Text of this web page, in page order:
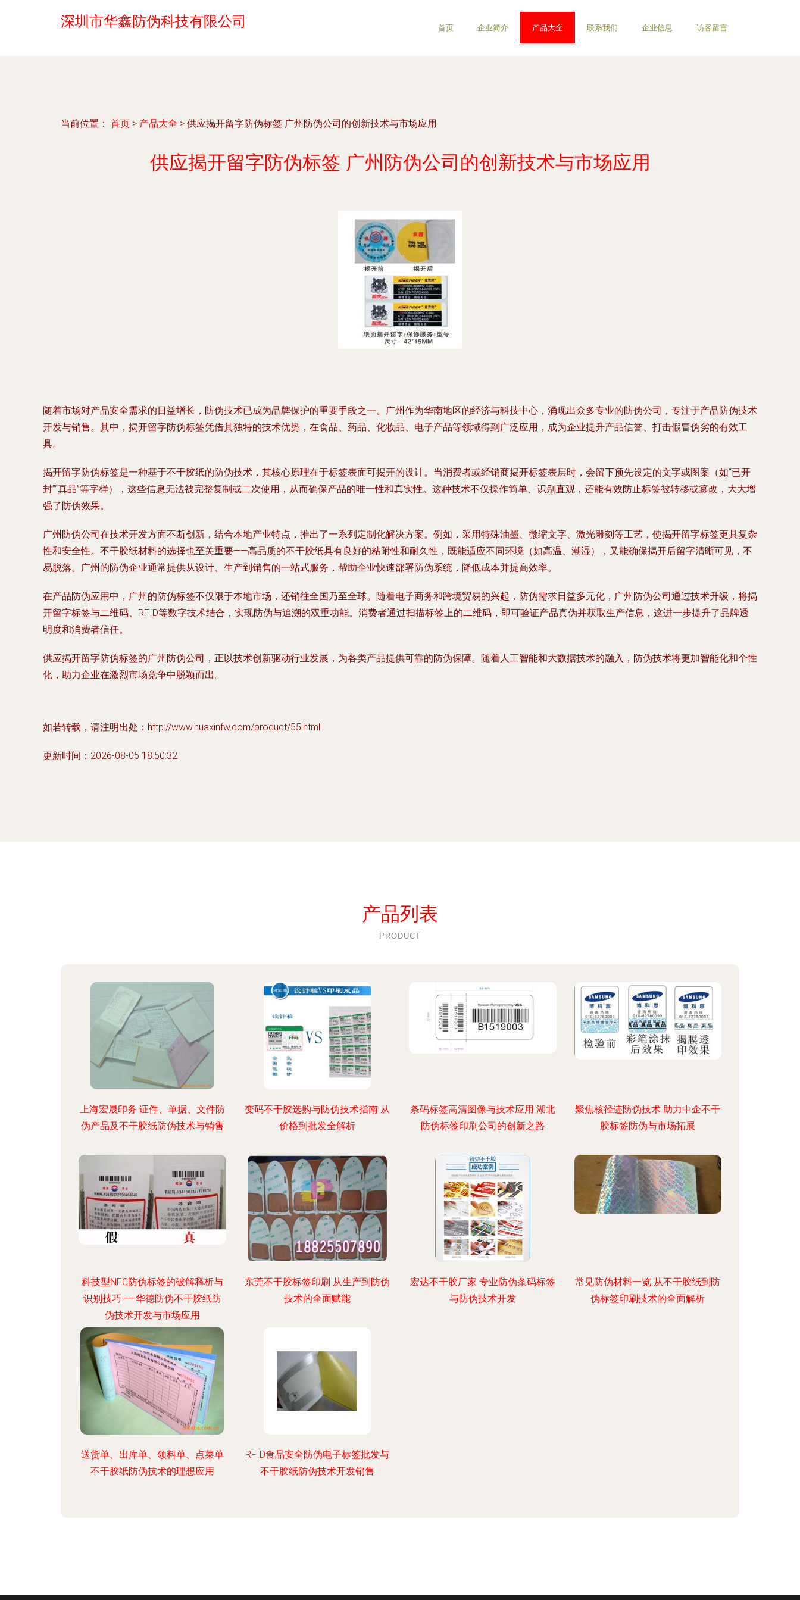
深圳市华鑫防伪科技有限公司 首页 企业简介 产品大全 联系我们 企业信息 访客留言
当前位置： 首页 > 产品大全 > 供应揭开留字防伪标签 广州防伪公司的创新技术与市场应用
供应揭开留字防伪标签 广州防伪公司的创新技术与市场应用
随着市场对产品安全需求的日益增长，防伪技术已成为品牌保护的重要手段之一。广州作为华南地区的经济与科技中心，涌现出众多专业的防伪公司，专注于产品防伪技术
开发与销售。其中，揭开留字防伪标签凭借其独特的技术优势，在食品、药品、化妆品、电子产品等领域得到广泛应用，成为企业提升产品信誉、打击假冒伪劣的有效工
具。
揭开留字防伪标签是一种基于不干胶纸的防伪技术，其核心原理在于标签表面可揭开的设计。当消费者或经销商揭开标签表层时，会留下预先设定的文字或图案（如“已开
封”“真品”等字样），这些信息无法被完整复制或二次使用，从而确保产品的唯一性和真实性。这种技术不仅操作简单、识别直观，还能有效防止标签被转移或篡改，大大增
强了防伪效果。
广州防伪公司在技术开发方面不断创新，结合本地产业特点，推出了一系列定制化解决方案。例如，采用特殊油墨、微缩文字、激光雕刻等工艺，使揭开留字标签更具复杂
性和安全性。不干胶纸材料的选择也至关重要——高品质的不干胶纸具有良好的粘附性和耐久性，既能适应不同环境（如高温、潮湿），又能确保揭开后留字清晰可见，不
易脱落。广州的防伪企业通常提供从设计、生产到销售的一站式服务，帮助企业快速部署防伪系统，降低成本并提高效率。
在产品防伪应用中，广州的防伪标签不仅限于本地市场，还销往全国乃至全球。随着电子商务和跨境贸易的兴起，防伪需求日益多元化，广州防伪公司通过技术升级，将揭
开留字标签与二维码、RFID等数字技术结合，实现防伪与追溯的双重功能。消费者通过扫描标签上的二维码，即可验证产品真伪并获取生产信息，这进一步提升了品牌透
明度和消费者信任。
供应揭开留字防伪标签的广州防伪公司，正以技术创新驱动行业发展，为各类产品提供可靠的防伪保障。随着人工智能和大数据技术的融入，防伪技术将更加智能化和个性
化，助力企业在激烈市场竞争中脱颖而出。
如若转载，请注明出处：http://www.huaxinfw.com/product/55.html
更新时间：2026-08-05 18:50:32
产品列表
PRODUCT
上海宏晟印务 证件、单据、文件防
伪产品及不干胶纸防伪技术与销售
变码不干胶选购与防伪技术指南 从
价格到批发全解析
条码标签高清图像与技术应用 湖北
防伪标签印刷公司的创新之路
聚焦核径迹防伪技术 助力中企不干
胶标签防伪与市场拓展
科技型NFC防伪标签的破解释析与
识别技巧——华德防伪不干胶纸防
伪技术开发与市场应用
东莞不干胶标签印刷 从生产到防伪
技术的全面赋能
宏达不干胶厂家 专业防伪条码标签
与防伪技术开发
常见防伪材料一览 从不干胶纸到防
伪标签印刷技术的全面解析
送货单、出库单、领料单、点菜单
不干胶纸防伪技术的理想应用
RFID食品安全防伪电子标签批发与
不干胶纸防伪技术开发销售